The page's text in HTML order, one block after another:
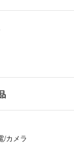
なります。
ご返信くださいね。
前
/カメラ